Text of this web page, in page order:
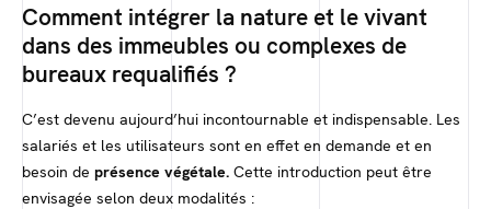
Comment intégrer la nature et le vivant
dans des immeubles ou complexes de
bureaux requalifiés ?
C’est devenu aujourd’hui incontournable et indispensable. Les
salariés et les utilisateurs sont en effet en demande et en
besoin de présence végétale. Cette introduction peut être
envisagée selon deux modalités :